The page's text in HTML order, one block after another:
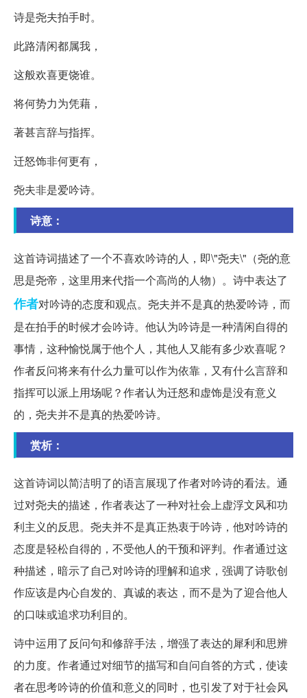
诗是尧夫拍手时。
此路清闲都属我，
这般欢喜更饶谁。
将何势力为凭藉，
著甚言辞与指挥。
迁怒饰非何更有，
尧夫非是爱吟诗。
诗意：
这首诗词描述了一个不喜欢吟诗的人，即\"尧夫\"（尧的意
思是尧帝，这里用来代指一个高尚的人物）。诗中表达了
作者对吟诗的态度和观点。尧夫并不是真的热爱吟诗，而
是在拍手的时候才会吟诗。他认为吟诗是一种清闲自得的
事情，这种愉悦属于他个人，其他人又能有多少欢喜呢？
作者反问将来有什么力量可以作为依靠，又有什么言辞和
指挥可以派上用场呢？作者认为迁怒和虚饰是没有意义
的，尧夫并不是真的热爱吟诗。
赏析：
这首诗词以简洁明了的语言展现了作者对吟诗的看法。通
过对尧夫的描述，作者表达了一种对社会上虚浮文风和功
利主义的反思。尧夫并不是真正热衷于吟诗，他对吟诗的
态度是轻松自得的，不受他人的干预和评判。作者通过这
种描述，暗示了自己对吟诗的理解和追求，强调了诗歌创
作应该是内心自发的、真诚的表达，而不是为了迎合他人
的口味或追求功利目的。
诗中运用了反问句和修辞手法，增强了表达的犀利和思辨
的力度。作者通过对细节的描写和自问自答的方式，使读
者在思考吟诗的价值和意义的同时，也引发了对于社会风